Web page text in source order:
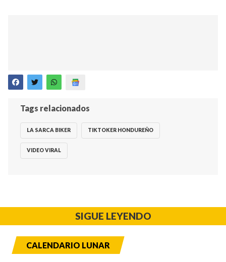
Tags relacionados
LA SARCA BIKER TIKTOKER HONDUREÑO
VIDEO VIRAL
SIGUE LEYENDO
CALENDARIO LUNAR